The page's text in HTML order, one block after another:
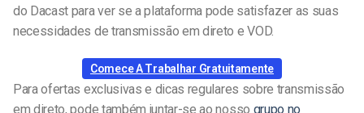
do Dacast para ver se a plataforma pode satisfazer as suas
necessidades de transmissão em direto e VOD.
Comece A Trabalhar Gratuitamente
Para ofertas exclusivas e dicas regulares sobre transmissão
em direto, pode também juntar-se ao nosso grupo no